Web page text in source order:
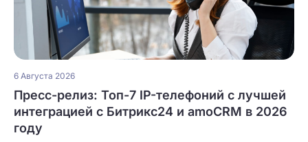
6 Августа 2026
Пресс-релиз: Топ-7 IP-телефоний с лучшей
интеграцией с Битрикс24 и amoCRM в 2026
году